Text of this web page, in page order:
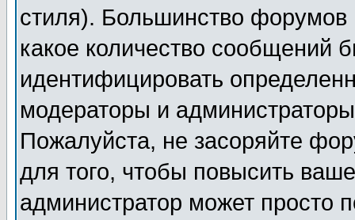
стиля). Большинство форумов
какое количество сообщений
идентифицировать
модераторы и
Пожалуйста, не засоряйте
для того, чтобы повысить
администратор может просто